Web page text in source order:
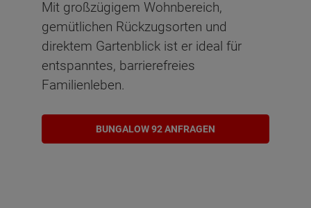
Mit großzügigem Wohnbereich,
gemütlichen Rückzugsorten und
direktem Gartenblick ist er ideal für
entspanntes, barrierefreies
Familienleben.
BUNGALOW 92 ANFRAGEN